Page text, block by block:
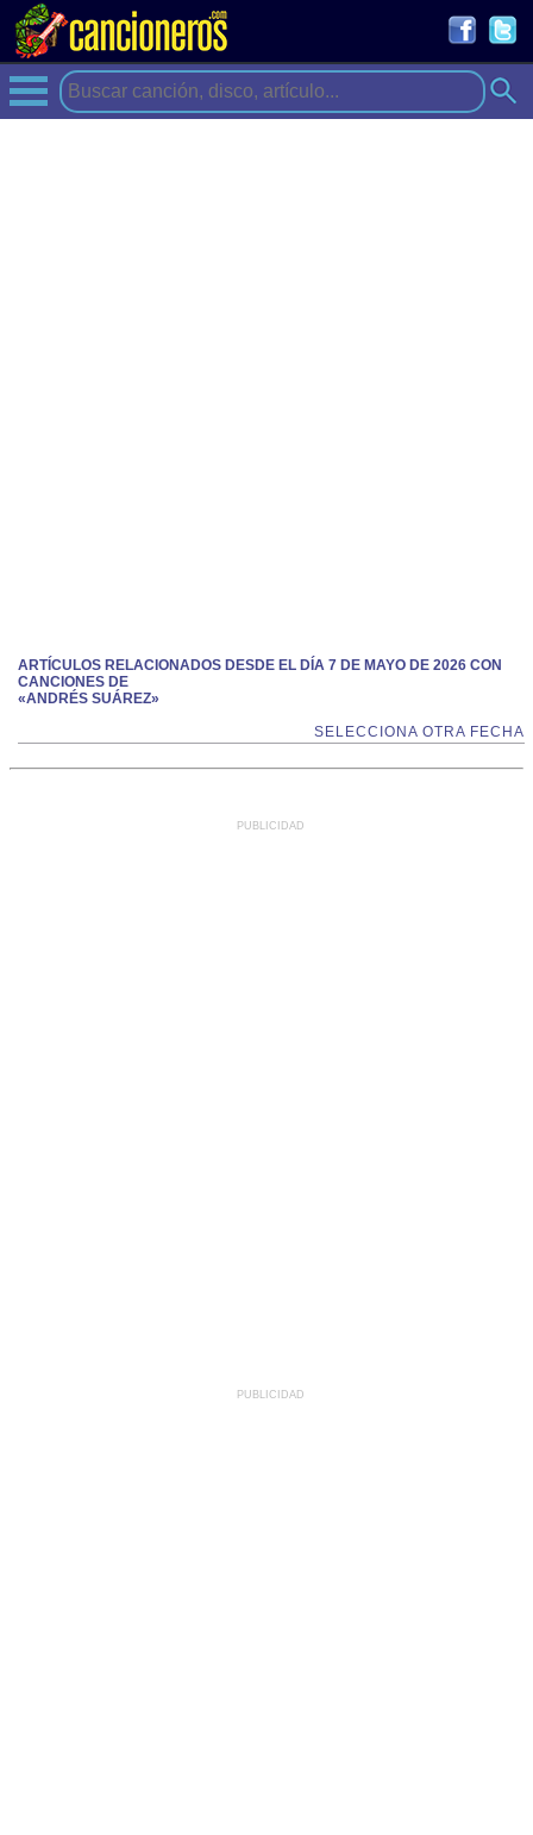
ARTÍCULOS RELACIONADOS DESDE EL DÍA 7 DE MAYO DE 2026 CON
CANCIONES DE
«ANDRÉS SUÁREZ»
SELECCIONA OTRA FECHA
PUBLICIDAD
PUBLICIDAD